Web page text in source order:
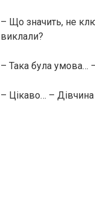
– Що значить, не
виклали?
– Така була умова…
– Цікаво… –